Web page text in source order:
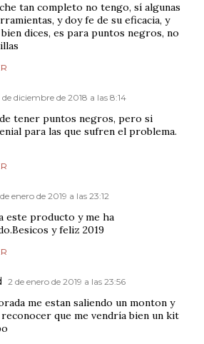
tan completo no tengo, sí algunas
y doy fe de su eficacia, y
dices, es para puntos negros, no
de diciembre de 2018 a las 8:14
tener puntos negros, pero si
para las que sufren el problema.
de enero de 2019 a las 23:12
este producto y me ha
y feliz 2019
2 de enero de 2019 a las 23:56
me estan saliendo un monton y
que me vendría bien un kit